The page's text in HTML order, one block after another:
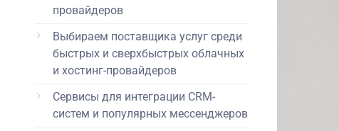
провайдеров
Выбираем поставщика услуг среди
быстрых и сверхбыстрых облачных
и хостинг-провайдеров
Сервисы для интеграции CRM-
систем и популярных мессенджеров